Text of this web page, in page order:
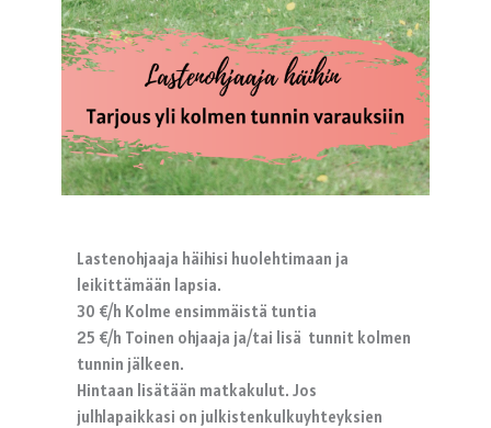
Lastenohjaaja häihisi huolehtimaan ja
leikittämään lapsia.
30 €/h Kolme ensimmäistä tuntia
25 €/h Toinen ohjaaja ja/tai lisä tunnit kolmen
tunnin jälkeen.
Hintaan lisätään matkakulut. Jos
julhlapaikkasi on julkistenkulkuyhteyksien